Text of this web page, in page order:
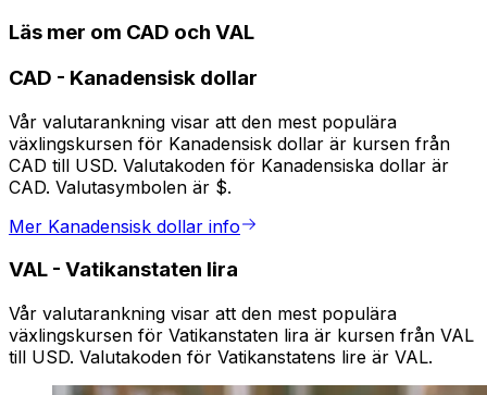
Läs mer om CAD och VAL
CAD - Kanadensisk dollar
Vår valutarankning visar att den mest populära
växlingskursen för Kanadensisk dollar är kursen från
CAD till USD. Valutakoden för Kanadensiska dollar är
CAD. Valutasymbolen är $.
Mer Kanadensisk dollar info
VAL - Vatikanstaten lira
Vår valutarankning visar att den mest populära
växlingskursen för Vatikanstaten lira är kursen från VAL
till USD. Valutakoden för Vatikanstatens lire är VAL.